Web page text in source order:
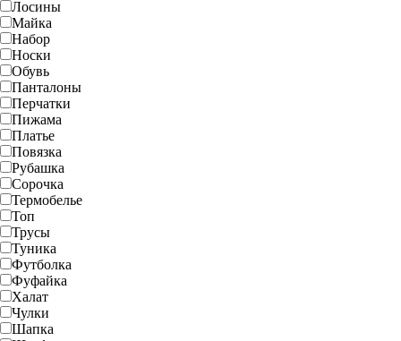
Лосины
Майка
Набор
Носки
Обувь
Панталоны
Перчатки
Пижама
Платье
Повязка
Рубашка
Сорочка
Термобелье
Топ
Трусы
Туника
Футболка
Фуфайка
Халат
Чулки
Шапка